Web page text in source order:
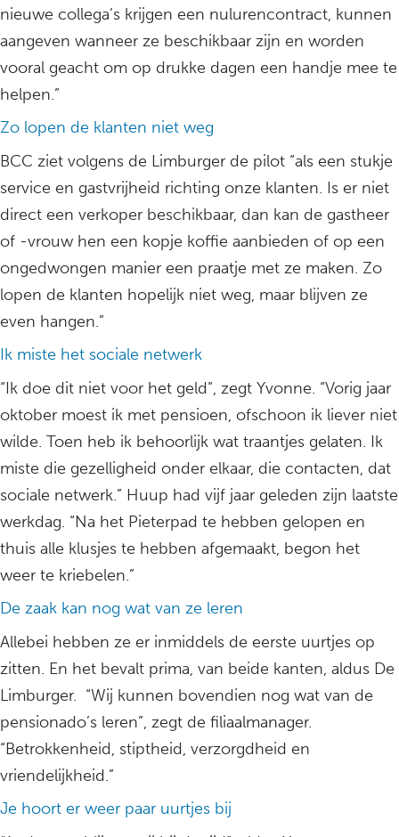
nieuwe collega’s krijgen een nulurencontract, kunnen
aangeven wanneer ze beschikbaar zijn en worden
vooral geacht om op drukke dagen een handje mee te
helpen.”
Zo lopen de klanten niet weg
BCC ziet volgens de Limburger de pilot “als een stukje
service en gastvrijheid richting onze klanten. Is er niet
direct een verkoper beschikbaar, dan kan de gastheer
of -vrouw hen een kopje koffie aanbieden of op een
ongedwongen manier een praatje met ze maken. Zo
lopen de klanten hopelijk niet weg, maar blijven ze
even hangen.”
Ik miste het sociale netwerk
“Ik doe dit niet voor het geld”, zegt Yvonne. “Vorig jaar
oktober moest ik met pensioen, ofschoon ik liever niet
wilde. Toen heb ik behoorlijk wat traantjes gelaten. Ik
miste die gezelligheid onder elkaar, die contacten, dat
sociale netwerk.” Huup had vijf jaar geleden zijn laatste
werkdag. “Na het Pieterpad te hebben gelopen en
thuis alle klusjes te hebben afgemaakt, begon het
weer te kriebelen.”
De zaak kan nog wat van ze leren
Allebei hebben ze er inmiddels de eerste uurtjes op
zitten. En het bevalt prima, van beide kanten, aldus De
Limburger. “Wij kunnen bovendien nog wat van de
pensionado’s leren”, zegt de filiaalmanager.
“Betrokkenheid, stiptheid, verzorgdheid en
vriendelijkheid.”
Je hoort er weer paar uurtjes bij